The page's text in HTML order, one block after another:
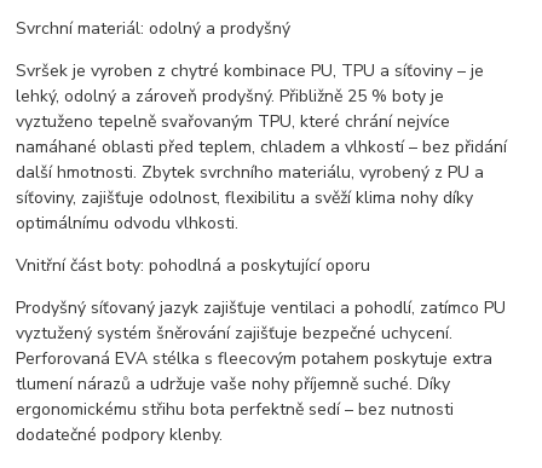
Svrchní materiál: odolný a prodyšný
Svršek je vyroben z chytré kombinace PU, TPU a síťoviny – je
lehký, odolný a zároveň prodyšný. Přibližně 25 % boty je
vyztuženo tepelně svařovaným TPU, které chrání nejvíce
namáhané oblasti před teplem, chladem a vlhkostí – bez přidání
další hmotnosti. Zbytek svrchního materiálu, vyrobený z PU a
síťoviny, zajišťuje odolnost, flexibilitu a svěží klima nohy díky
optimálnímu odvodu vlhkosti.
Vnitřní část boty: pohodlná a poskytující oporu
Prodyšný síťovaný jazyk zajišťuje ventilaci a pohodlí, zatímco PU
vyztužený systém šněrování zajišťuje bezpečné uchycení.
Perforovaná EVA stélka s fleecovým potahem poskytuje extra
tlumení nárazů a udržuje vaše nohy příjemně suché. Díky
ergonomickému střihu bota perfektně sedí – bez nutnosti
dodatečné podpory klenby.